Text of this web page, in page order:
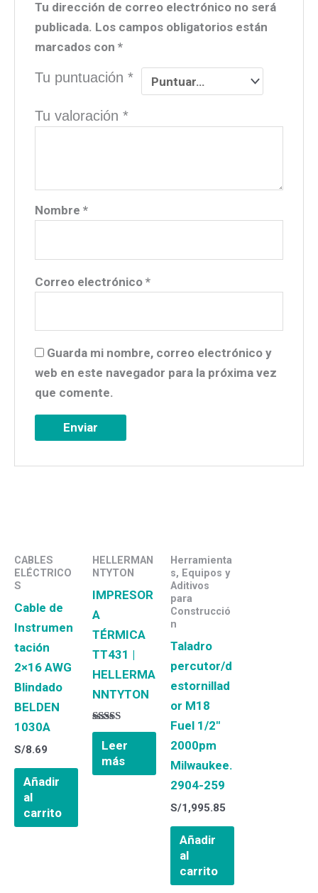
Tu dirección de correo electrónico no será
publicada. Los campos obligatorios están
marcados con*
Tu puntuación*
Tu valoración*
Nombre*
Correo electrónico*
Guarda mi nombre, correo electrónico y
web en este navegador para la próxima vez
que comente.
CABLES
ELÉCTRICO
S
Cable de
Instrumen
tación
2×16 AWG
Blindado
BELDEN
1030A
S/8.69
Añadir
al
carrito
HELLERMAN
NTYTON
IMPRESOR
A
TÉRMICA
TT431 |
HELLERMA
NNTYTON
Valorado
con
5.00
de 5
Leer
más
Herramienta
s, Equipos y
Aditivos
para
Construcció
n
Taladro
percutor/d
estornillad
or M18
Fuel 1/2″
2000pm
Milwaukee.
2904-259
S/1,995.85
Añadir
al
carrito